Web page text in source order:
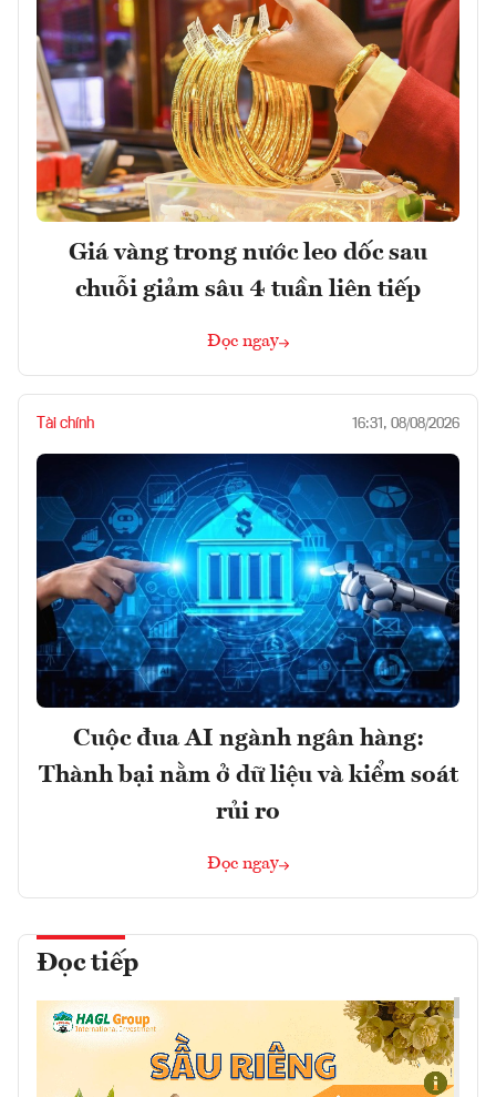
Giá vàng trong nước leo dốc sau
chuỗi giảm sâu 4 tuần liên tiếp
Đọc ngay
Tài chính 16:31, 08/08/2026
Cuộc đua AI ngành ngân hàng:
Thành bại nằm ở dữ liệu và kiểm soát
rủi ro
Đọc ngay
Đọc tiếp